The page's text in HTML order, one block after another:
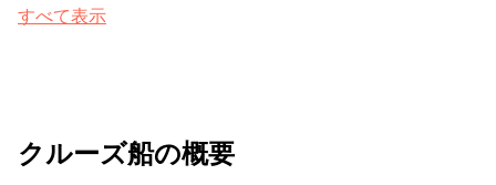
すべて表示
クルーズ船の概要